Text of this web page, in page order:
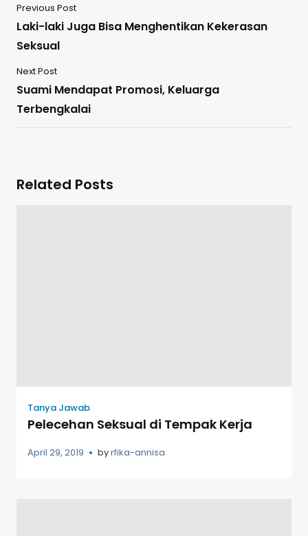
Previous Post
Laki-laki Juga Bisa Menghentikan Kekerasan
Seksual
Next Post
Suami Mendapat Promosi, Keluarga
Terbengkalai
Related Posts
Tanya Jawab
Pelecehan Seksual di Tempak Kerja
April 29, 2019 byrfika-annisa